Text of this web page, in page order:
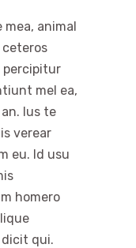
animal
ceteros
percipitur
mel ea,
Ius te
verear
eu. Id usu
homero
qui.